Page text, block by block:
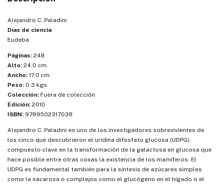
Alejandro C. Paladini
Días de ciencia
Eudeba
Páginas: 248
Alto: 24.0 cm.
Ancho: 17.0 cm.
Peso: 0.3 kgs.
Colección: Fuera de colección
Edición: 2010
ISBN: 9789502317038
Alejandro C. Paladini es uno de los investigadores sobrevivientes de
los cinco que descubrieron el uridina difosfato glucosa (UDPG),
compuesto clave en la transformación de la galactosa en glucosa que
hace posible entre otras cosas la existencia de los mamíferos. El
UDPG es fundamental también para la síntesis de azúcares simples
como la sacarosa o complejos como el glucógeno en el hígado o el